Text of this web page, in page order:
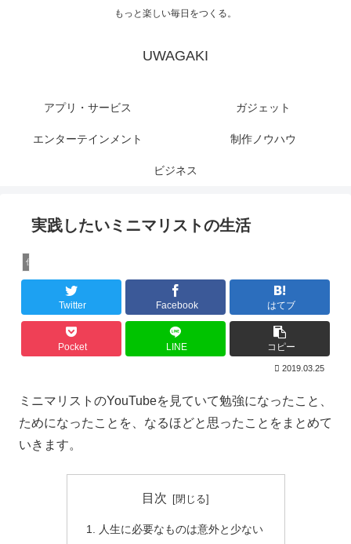
もっと楽しい毎日をつくる。
UWAGAKI
アプリ・サービス ガジェット
エンターテインメント 制作ノウハウ
ビジネス
実践したいミニマリストの生活
仕事術
Twitter Facebook はてブ
Pocket LINE コピー
2019.03.25
ミニマリストのYouTubeを見ていて勉強になったこと、
ためになったことを、なるほどと思ったことをまとめて
いきます。
目次
人生に必要なものは意外と少ない